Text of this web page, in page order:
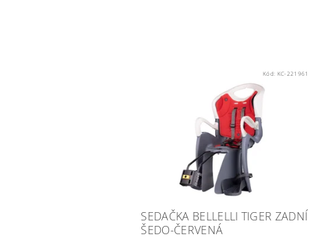
Kód: KC-221961
SEDAČKA BELLELLI TIGER ZADNÍ
ŠEDO-ČERVENÁ